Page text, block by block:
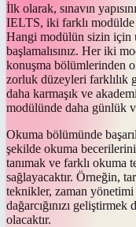
İlk olarak, sınavın
IELTS, iki farklı
Hangi modülün sizin için
başlamalısınız. Her iki
konuşma bölümlerinden
zorluk düzeyleri farklılık
daha karmaşık ve
modülünde daha günlük
Okuma bölümünde
şekilde okuma
tanımak ve farklı okuma
sağlayacaktır. Örneğin,
teknikler, zaman yönetimi
dağarcığınızı
olacaktır.